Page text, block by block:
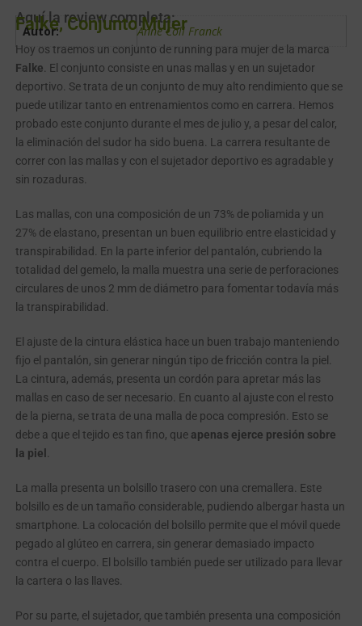
Aquí la review completa:
Falke, Conjunto Mujer
Autor: Anne Coll Franck
Hoy os traemos un conjunto de running para mujer de la marca
Falke . El conjunto consiste en unas mallas y en un sujetador
deportivo. Se trata de un conjunto de muy alto rendimiento que se
puede utilizar tanto en entrenamientos como en carrera. Hemos
probado este conjunto durante el mes de julio y, a pesar del calor,
la eliminación del sudor ha sido buena. La carrera resultante de
correr con las mallas y con el sujetador deportivo es agradable y
sin rozaduras.
Las mallas, con una composición de un 73% de poliamida y un
27% de elastano, presentan un buen equilibrio entre elasticidad y
transpirabilidad. En la parte inferior del pantalón, cubriendo la
totalidad del gemelo, la malla muestra una serie de perforaciones
circulares de unos 2 mm de diámetro para fomentar todavía más
la transpirabilidad.
El ajuste de la cintura elástica hace un buen trabajo manteniendo
fijo el pantalón, sin generar ningún tipo de fricción contra la piel.
La cintura, además, presenta un cordón para apretar más las
mallas en caso de ser necesario. En cuanto al ajuste con el resto
de la pierna, se trata de una malla de poca compresión. Esto se
debe a que el tejido es tan fino, que apenas ejerce presión sobre
la piel
La malla presenta un bolsillo trasero con una cremallera. Este
bolsillo es de un tamaño considerable, pudiendo albergar hasta un
smartphone. La colocación del bolsillo permite que el móvil quede
pegado al glúteo en carrera, sin generar demasiado impacto
contra el cuerpo. El bolsillo también puede ser utilizado para llevar
la cartera o las llaves.
Por su parte, el sujetador, que también presenta una composición